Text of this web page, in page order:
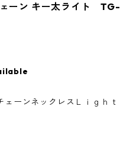
ーン キー太ライト TG-
ーンネックレスＬｉｇｈｔ